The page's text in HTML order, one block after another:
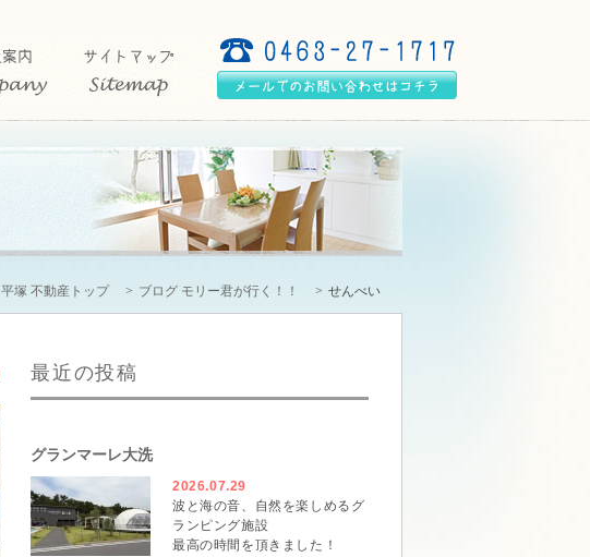
平塚 不動産トップ ブログ モリー君が行く！！ せんべい
最近の投稿
グランマーレ大洗
2026.07.29
波と海の音、自然を楽しめるグ
ランピング施設
最高の時間を頂きました！